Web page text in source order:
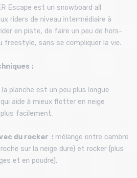
Escape est un snowboard all
riders de niveau intermédiaire à
en piste, de faire un peu de hors-
freestyle, sans se compliquer la vie.
:
la planche est un peu plus longue
aide à mieux flotter en neige
facilement.
du rocker : mélange entre cambre
sur la neige dure) et rocker (plus
et en poudre).